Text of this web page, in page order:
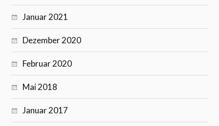
Januar 2021
Dezember 2020
Februar 2020
Mai 2018
Januar 2017